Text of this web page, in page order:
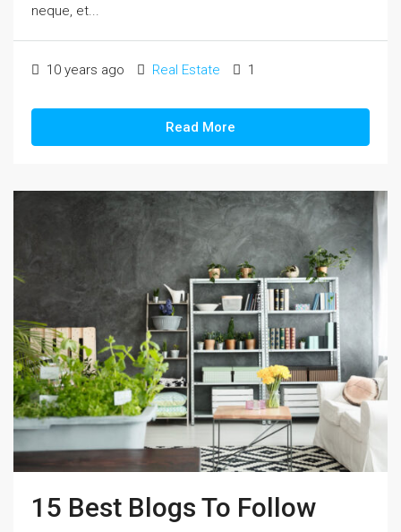
neque, et...
10 years ago Real Estate 1
Read More
15 Best Blogs To Follow